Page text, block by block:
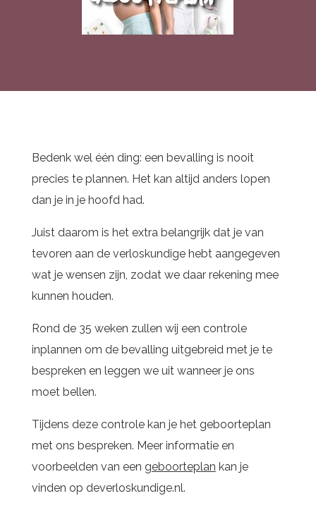
Bedenk wel één ding: een bevalling is nooit
precies te plannen. Het kan altijd anders lopen
dan je in je hoofd had.
Juist daarom is het extra belangrijk dat je van
tevoren aan de verloskundige hebt aangegeven
wat je wensen zijn, zodat we daar rekening mee
kunnen houden.
Rond de 35 weken zullen wij een controle
inplannen om de bevalling uitgebreid met je te
bespreken en leggen we uit wanneer je ons
moet bellen.
Tijdens deze controle kan je het geboorteplan
met ons bespreken. Meer informatie en
voorbeelden van een geboorteplan kan je
vinden op deverloskundige.nl.